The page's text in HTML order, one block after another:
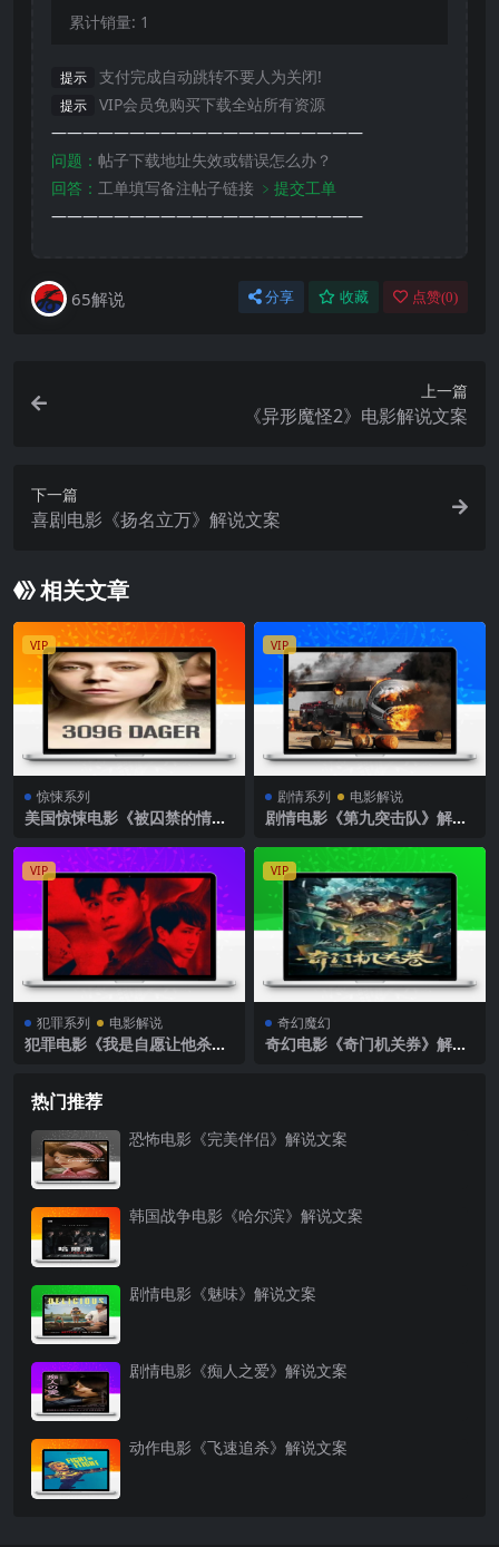
累计销量: 1
提示 支付完成自动跳转不要人为关闭!
提示
VIP会员免购买下载全站所有资源
————————————————————
问题： 帖子下载地址失效或错误怎么办？
回答： 工单填写备注帖子链接 ﹥提交工单
————————————————————
65解说 分享 收藏 点赞(0)
上一篇
《异形魔怪2》电影解说文案
下一篇
喜剧电影《扬名立万》解说文案
相关文章
VIP
惊悚系列
美国惊悚电影《被囚禁的情妇
VIP
剧情系列 电影解说
剧情电影《第九突击队》解说
VIP
犯罪系列 电影解说
犯罪电影《我是自愿让他杀了
VIP
奇幻魔幻
奇幻电影《奇门机关券》解说
热门推荐
恐怖电影《完美伴侣》解说文案
韩国战争电影《哈尔滨》解说文案
剧情电影《魅味》解说文案
剧情电影《痴人之爱》解说文案
动作电影《飞速追杀》解说文案